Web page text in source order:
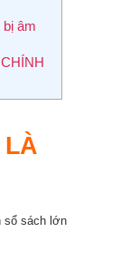
âm
sổ sách lớn